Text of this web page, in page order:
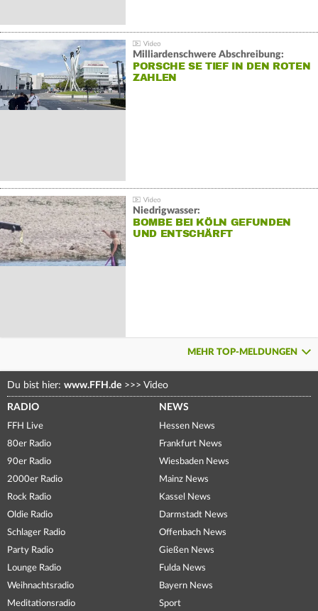
Milliardenschwere Abschreibung:
PORSCHE SE TIEF IN DEN ROTEN
ZAHLEN
Niedrigwasser:
BOMBE BEI KÖLN GEFUNDEN
UND ENTSCHÄRFT
MEHR TOP-MELDUNGEN
Du bist hier: www.FFH.de >>> Video
RADIO
FFH Live
80er Radio
90er Radio
2000er Radio
Rock Radio
Oldie Radio
Schlager Radio
Party Radio
Lounge Radio
Weihnachtsradio
Meditationsradio
NEWS
Hessen News
Frankfurt News
Wiesbaden News
Mainz News
Kassel News
Darmstadt News
Offenbach News
Gießen News
Fulda News
Bayern News
Sport